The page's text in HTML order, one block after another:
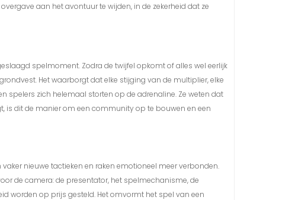
aan het avontuur te wijden, in de zekerheid dat ze
spelmoment. Zodra de twijfel opkomt of alles wel eerlijk
Het waarborgt dat elke stijging van de multiplier, elke
spelers zich helemaal storten op de adrenaline. Ze weten dat
is dit de manier om een community op te bouwen en een
nieuwe tactieken en raken emotioneel meer verbonden.
de camera: de presentator, het spelmechanisme, de
worden op prijs gesteld. Het omvormt het spel van een